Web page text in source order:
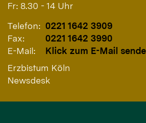
Fr: 8.30 - 14 Uhr
Telefon: 0221 1642 3909
Fax:
0221 1642 3990
E-Mail:
Klick zum E-Mail
Erzbistum Köln
Newsdesk